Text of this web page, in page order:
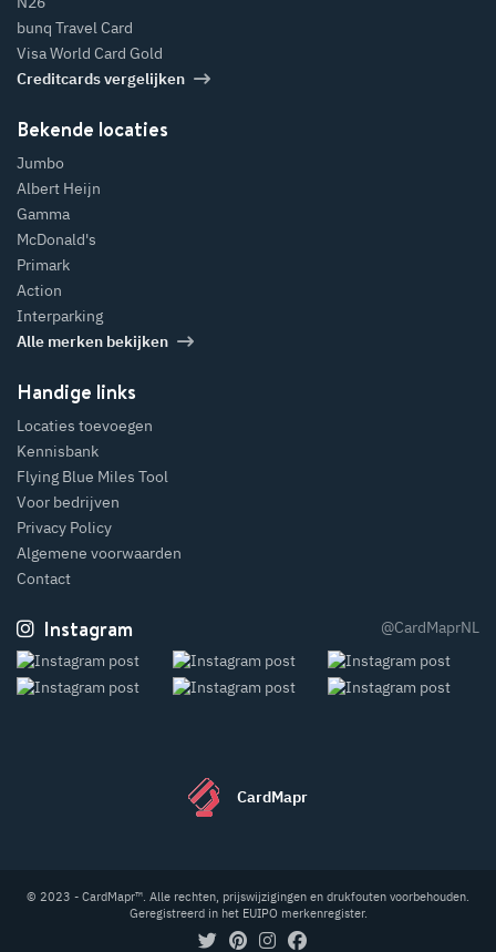
bunq Travel Card
Visa World Card Gold
Creditcards vergelijken
Bekende locaties
Jumbo
Albert Heijn
Gamma
McDonald's
Primark
Action
Interparking
Alle merken bekijken
Handige links
Locaties toevoegen
Kennisbank
Flying Blue Miles Tool
Voor bedrijven
Privacy Policy
Algemene voorwaarden
Contact
Instagram @CardMaprNL
CardMapr
© 2023 - CardMapr™. Alle rechten, prijswijzigingen en drukfouten voorbehouden.
Geregistreerd in het EUIPO merkenregister.